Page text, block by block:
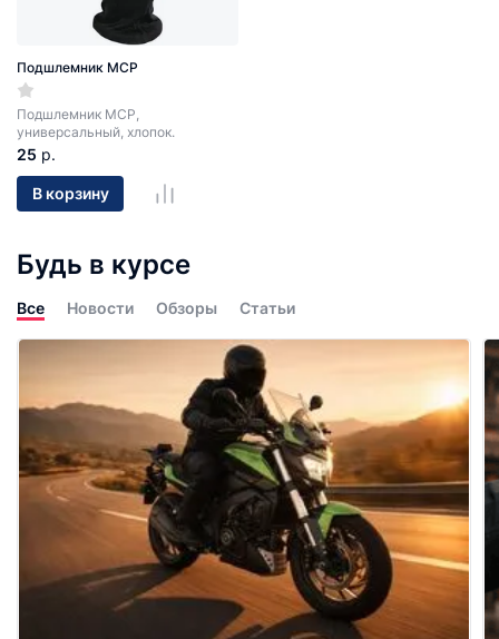
Подшлемник МСР
Подшлемник МСР,
универсальный, хлопок.
25 р.
В корзину
Будь в курсе
Все Новости Обзоры Статьи